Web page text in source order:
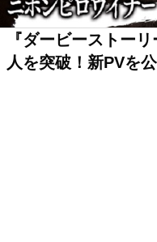
『ダービーストー
人を突破！新PVを